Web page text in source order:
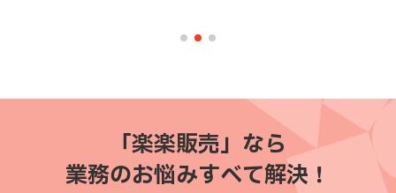
「楽楽販売」なら
業務のお悩みすべて解決！